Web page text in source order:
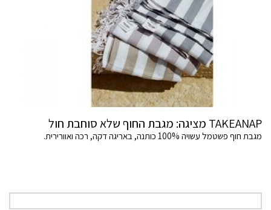
TAKEANAP מציגה: מגבת החוף שלא סוחבת חול
מגבת חוף פשטמל עשויה 100% כותנה, באריגה דקה, רכה ואוורירית.